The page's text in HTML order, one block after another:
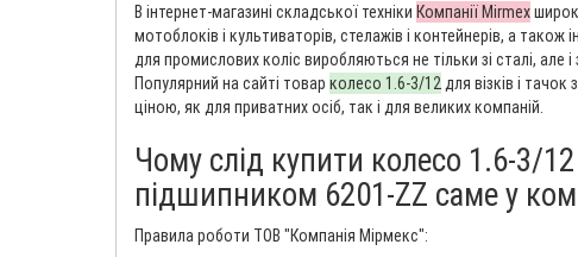
В інтернет-магазині складської техніки Компанії Mirmex
мотоблоків і культиваторів, стелажів і контейнерів, а
для промислових коліс виробляються не тільки зі сталі, але
Популярний на сайті товар колесо 1.6-3/12для візків і тачок
ціною, як для приватних осіб, так і для великих компаній.
Чому слід купити колесо 1.6-3/
підшипником 6201-ZZ саме у
Правила роботи ТОВ "Компанія Мірмекс":